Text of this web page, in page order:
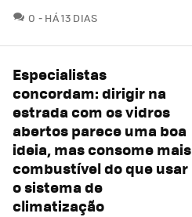
0 COMENTÁRIOS
HÁ 13 DIAS
Especialistas
concordam: dirigir na
estrada com os vidros
abertos parece uma boa
ideia, mas consome mais
combustível do que usar
o sistema de
climatização